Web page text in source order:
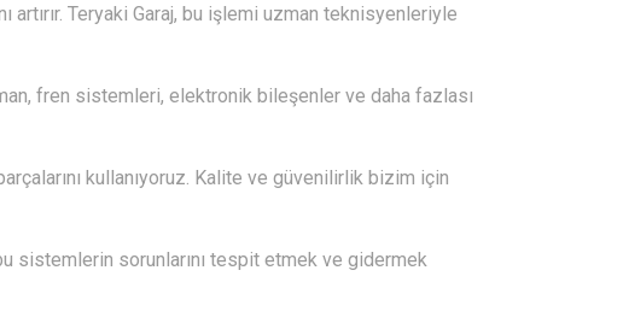
artırır. Teryaki Garaj, bu işlemi uzman teknisyenleriyle
fren sistemleri, elektronik bileşenler ve daha fazlası
kullanıyoruz. Kalite ve güvenilirlik bizim için
sistemlerin sorunlarını tespit etmek ve gidermek